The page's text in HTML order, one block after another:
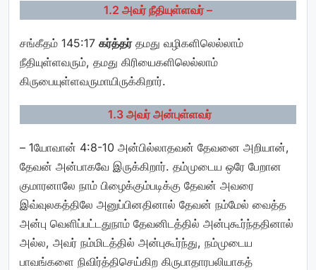
1.2 அவர் நீதியுள்ளவர் –
சங்கீதம் 145:17 கர்த்தர்தமது வழிகளிலெல்லாம்
நீதியுள்ளவரும், தமது கிரியைகளிலெல்லாம்
கிருபையுள்ளவருமாயிருக்கிறார்.
1.3 அவர் அன்புள்ளவர்
– 1யோவான் 4:8-10 அன்பில்லாதவன் தேவனை அறியான்,
தேவன் அன்பாகவே இருக்கிறார். தம்முடைய ஒரே பேறான
குமாரனாலே நாம் பிழைக்கும்படிக்கு தேவன் அவரை
இவ்வுலகத்திலே அனுப்பினதினால் தேவன் நம்மேல் வைத்த
அன்பு வெளிப்பட்டதுநாம் தேவனிடத்தில் அன்புகூர்ந்ததினால்
அல்ல, அவர் நம்மிடத்தில் அன்புகூர்ந்து, நம்முடைய
பாவங்களை நிவிர்த்திசெய்கிற கிருபாதாரபலியாகத்